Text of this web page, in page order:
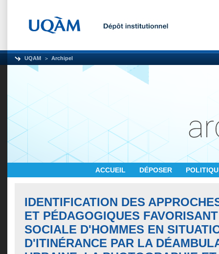
UQAM Archipel
ACCUEIL DÉPOSER
IDENTIFICATION DES
ET PÉDAGOGIQUES
SOCIALE D'HOMMES EN
D'ITINÉRANCE PAR LA